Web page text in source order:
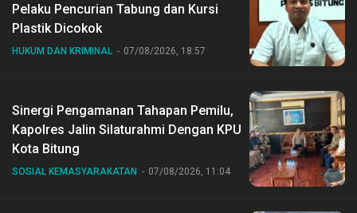
Pelaku Pencurian Tabung dan Kursi
Plastik Dicokok
HUKUM DAN KRIMINAL 07/08/2026, 18:57
Sinergi Pengamanan Tahapan Pemilu,
Kapolres Jalin Silaturahmi Dengan KPU
Kota Bitung
SOSIAL KEMASYARAKATAN 07/08/2026, 11:04